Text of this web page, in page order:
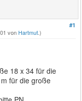
#1
von Hartmut.)
18 x 34 für die
für die große